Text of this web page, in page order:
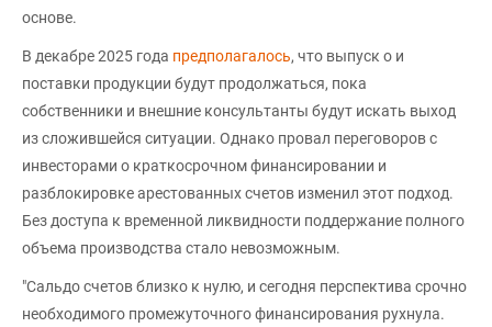
основе.
В декабре 2025 года предполагалось, что выпуск о и
поставки продукции будут продолжаться, пока
собственники и внешние консультанты будут искать выход
из сложившейся ситуации. Однако провал переговоров с
инвесторами о краткосрочном финансировании и
разблокировке арестованных счетов изменил этот подход.
Без доступа к временной ликвидности поддержание полного
объема производства стало невозможным.
"Сальдо счетов близко к нулю, и сегодня перспектива срочно
необходимого промежуточного финансирования рухнула.